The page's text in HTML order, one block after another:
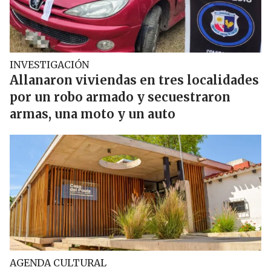
INVESTIGACIÓN
Allanaron viviendas en tres localidades
por un robo armado y secuestraron
armas, una moto y un auto
AGENDA CULTURAL